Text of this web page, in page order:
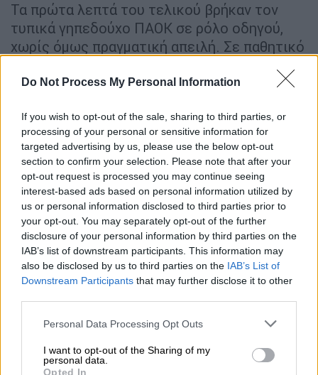
Do Not Process My Personal Information
If you wish to opt-out of the sale, sharing to third parties, or
processing of your personal or sensitive information for
targeted advertising by us, please use the below opt-out
section to confirm your selection. Please note that after your
opt-out request is processed you may continue seeing
interest-based ads based on personal information utilized by
us or personal information disclosed to third parties prior to
your opt-out. You may separately opt-out of the further
disclosure of your personal information by third parties on the
IAB’s list of downstream participants. This information may
also be disclosed by us to third parties on the IAB’s List of
Downstream Participants that may further disclose it to other
Please note that this website/app uses one or more Google
not limited to your visit or usage behaviour. You may click to
grant or deny consent to Google and its third-party tags to
Personal Data Processing Opt Outs
I want to opt-out of the Sharing of my
personal data.
Opted In
Τα πρώτα λεπτά του τελικού βρήκαν τον
τυπικά γηπεδούχο ΠΑΟΚ σε ρόλο οδηγού,
χωρίς όμως πραγματική απειλή. Σε παθητικό
ρόλο οι κιτρινόμαυροι στα πρώτα λεπτά,
αποσοβώντας την όποια πίεση άσκησαν οι
Μπάλντε ήταν ό,τι καλύτερο είχαν να
επιδείξουν οι παίκτες των Τσιαπακίδη-
Χάγκαν στο πρώτο 15λεπτο, με τον Άρη να
απαντάει με σουτ του Ιντρίζι, το οποίο
κατέληξε κόρνερ.
Ένα καλό ποιοτικά παιχνίδι στο πρώτο
45λεπτο για δύο ομάδες που έψαχναν το
γκολ, ανεβάζοντας σταδιακά τις στροφές
τους. Μαγική κάθετη του Ελευθεριάδη στο
17' με αποδέκτη τον Αρετή, ο οποίος
νικήθηκε σε διαγώνιο τετ α τετ από τον
Ρέγιες, έχοντας ολομόναχο προ κενής
εστίας δίπλα του, τον Βαγγέλη Γραββάνη, στη